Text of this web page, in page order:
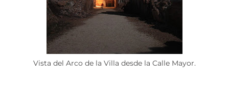
Vista del Arco de la Villa desde la Calle Mayor.